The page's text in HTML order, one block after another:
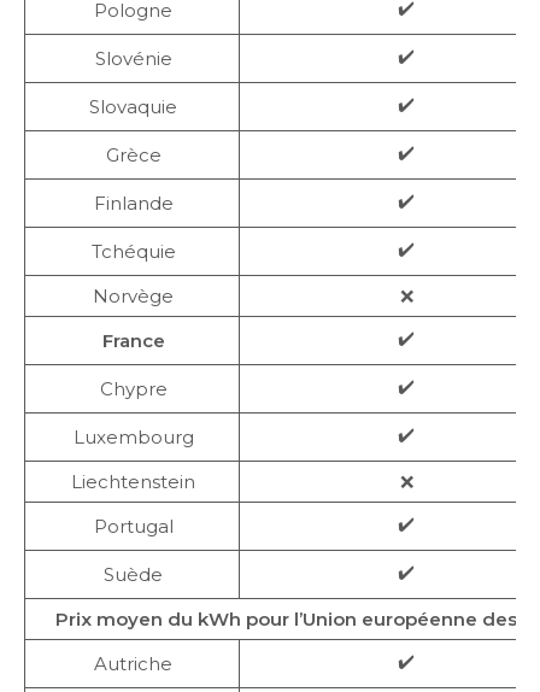
Pologne ✔️
Slovénie ✔️
Slovaquie ✔️
Grèce ✔️
Finlande ✔️
Tchéquie ✔️
Norvège
❌
France
✔️
Chypre ✔️
Luxembourg ✔️
Liechtenstein
❌
Portugal
✔️
Suède ✔️
Prix moyen du kWh pour l’Union européenne des
Autriche
✔️